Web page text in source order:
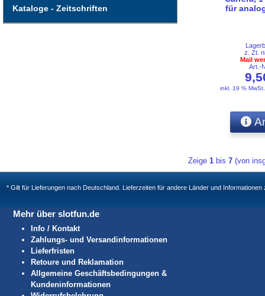
Kataloge - Zeitschriften
für
z. Zt.
Mail
Art.-
inkl. 19 %
Zeige 1 bis7 (von
* Gilt für Lieferungen nach Deutschland. Lieferzeiten für andere Länder und
Mehr über slotfun.de
Info / Kontakt
Zahlungs- und Versandinformationen
Lieferfristen
Retoure und Reklamation
Allgemeine Geschäftsbedingungen &
Kundeninformationen